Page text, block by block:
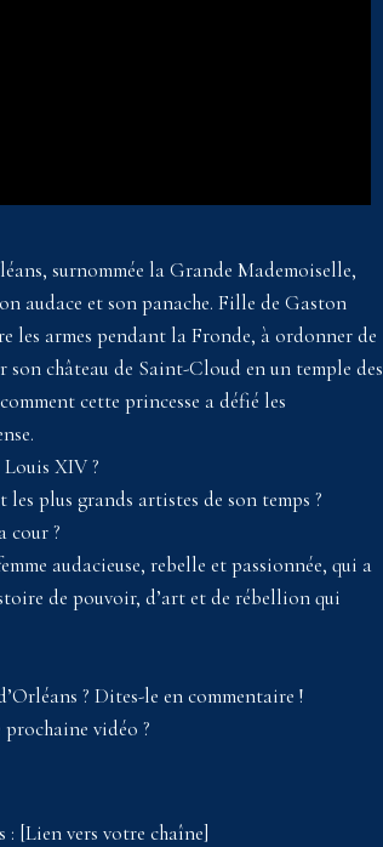
surnommée la Grande Mademoiselle,
audace et son panache. Fille de Gaston
les armes pendant la Fronde, à ordonner de
château de Saint-Cloud en un temple des
cette princesse a défié les
XIV ?
plus grands artistes de son temps ?
cour ?
audacieuse, rebelle et passionnée, qui a
de pouvoir, d’art et de rébellion qui
? Dites-le en commentaire !
vidéo ?
: [Lien vers votre chaîne]